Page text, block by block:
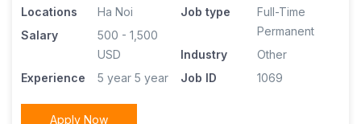
Locations
Ha Noi
Salary
500 - 1,500
USD
Experience
5 year 5 year
Job type
Full-Time
Permanent
Industry
Other
Job ID
1069
Apply Now